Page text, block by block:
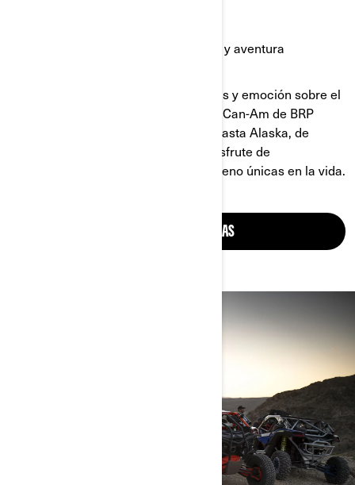
Descubra una obra llena de emoción y aventura
Dunas desérticas, cimas de montañas y emoción sobre el
polvo: todo es parte de las aventuras Can-Am de BRP
Experiences. Explore desde Florida hasta Alaska, de
Columbia Británica hasta Hawái, y disfrute de
experiencias seleccionadas todo terreno únicas en la vida.
DESCUBRA AVENTURAS